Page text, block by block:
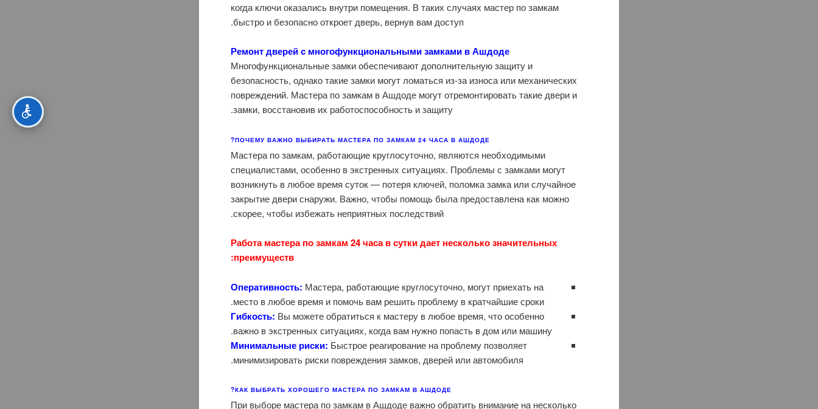
когда ключи оказались внутри помещения. В таких случаях мастер по замкам
быстро и безопасно откроет дверь, вернув вам доступ.
Ремонт дверей с многофункциональными замками в Ашдоде
Многофункциональные замки обеспечивают дополнительную защиту и
безопасность, однако такие замки могут ломаться из-за износа или механических
повреждений. Мастера по замкам в Ашдоде могут отремонтировать такие двери и
замки, восстановив их работоспособность и защиту.
ПОЧЕМУ ВАЖНО ВЫБИРАТЬ МАСТЕРА ПО ЗАМКАМ 24 ЧАСА В АШДОДЕ?
Мастера по замкам, работающие круглосуточно, являются необходимыми
специалистами, особенно в экстренных ситуациях. Проблемы с замками могут
возникнуть в любое время суток — потеря ключей, поломка замка или случайное
закрытие двери снаружи. Важно, чтобы помощь была предоставлена как можно
скорее, чтобы избежать неприятных последствий.
Работа мастера по замкам 24 часа в сутки дает несколько значительных
преимуществ:
Оперативность: Мастера, работающие круглосуточно, могут приехать на
место в любое время и помочь вам решить проблему в кратчайшие сроки.
Гибкость: Вы можете обратиться к мастеру в любое время, что особенно
важно в экстренных ситуациях, когда вам нужно попасть в дом или машину.
Минимальные риски: Быстрое реагирование на проблему позволяет
минимизировать риски повреждения замков, дверей или автомобиля.
КАК ВЫБРАТЬ ХОРОШЕГО МАСТЕРА ПО ЗАМКАМ В АШДОДЕ?
При выборе мастера по замкам в Ашдоде важно обратить внимание на несколько